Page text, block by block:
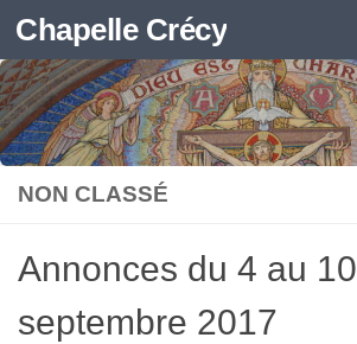
Skip to content
Chapelle Crécy
NON CLASSÉ
Annonces du 4 au 10
septembre 2017